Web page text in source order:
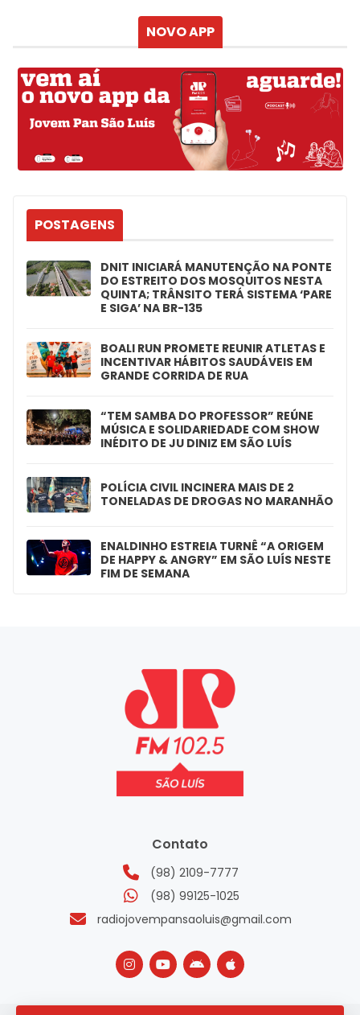
NOVO APP
POSTAGENS
DNIT INICIARÁ MANUTENÇÃO NA PONTE
DO ESTREITO DOS MOSQUITOS NESTA
QUINTA; TRÂNSITO TERÁ SISTEMA ‘PARE
E SIGA’ NA BR-135
BOALI RUN PROMETE REUNIR ATLETAS E
INCENTIVAR HÁBITOS SAUDÁVEIS EM
GRANDE CORRIDA DE RUA
“TEM SAMBA DO PROFESSOR” REÚNE
MÚSICA E SOLIDARIEDADE COM SHOW
INÉDITO DE JU DINIZ EM SÃO LUÍS
POLÍCIA CIVIL INCINERA MAIS DE 2
TONELADAS DE DROGAS NO MARANHÃO
ENALDINHO ESTREIA TURNÊ “A ORIGEM
DE HAPPY & ANGRY” EM SÃO LUÍS NESTE
FIM DE SEMANA
Contato
(98) 2109-7777
(98) 99125-1025
radiojovempansaoluis@gmail.com